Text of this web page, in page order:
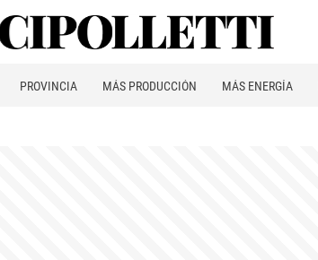
PROVINCIA MÁS PRODUCCIÓN MÁS ENERGÍA